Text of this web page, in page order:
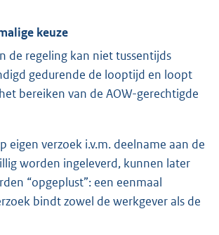
keuze
de regeling kan niet tussentijds
gedurende de looptijd en loopt
bereiken van de AOW-gerechtigde
eigen verzoek i.v.m. deelname aan de
worden ingeleverd, kunnen later
“opgeplust”: een eenmaal
bindt zowel de werkgever als de